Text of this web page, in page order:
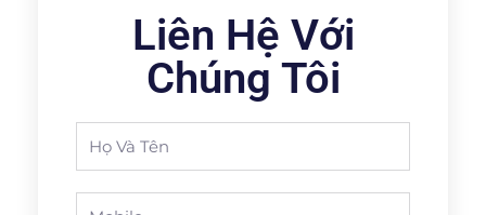
Liên Hệ Với
Chúng Tôi
Name